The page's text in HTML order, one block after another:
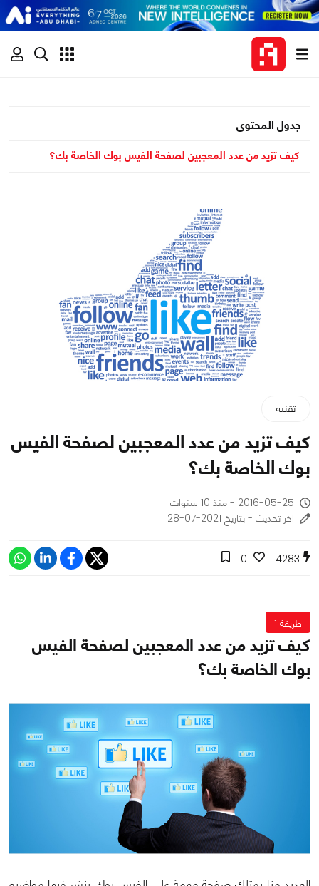
جدول المحتوى
كيف تزيد من عدد المعجبين لصفحة الفيس بوك الخاصة بك؟
تقنية
كيف تزيد من عدد المعجبين لصفحة الفيس
بوك الخاصة بك؟
2016-05-25 - منذ 10 سنوات
اخر تحديث - بتاريخ 2021-07-28
4283
0
طريقة 1
كيف تزيد من عدد المعجبين لصفحة الفيس
بوك الخاصة بك؟